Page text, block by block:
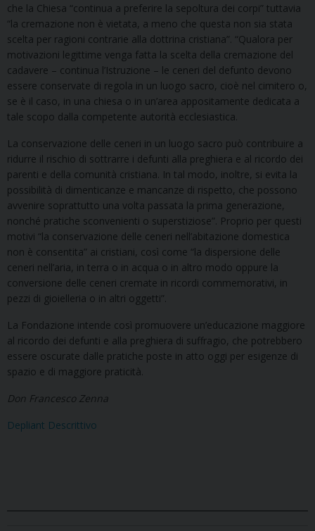
che la Chiesa “continua a preferire la sepoltura dei corpi” tuttavia
“la cremazione non è vietata, a meno che questa non sia stata
scelta per ragioni contrarie alla dottrina cristiana”. “Qualora per
motivazioni legittime venga fatta la scelta della cremazione del
cadavere – continua l’Istruzione – le ceneri del defunto devono
essere conservate di regola in un luogo sacro, cioè nel cimitero o,
se è il caso, in una chiesa o in un’area appositamente dedicata a
tale scopo dalla competente autorità ecclesiastica.
La conservazione delle ceneri in un luogo sacro può contribuire a
ridurre il rischio di sottrarre i defunti alla preghiera e al ricordo dei
parenti e della comunità cristiana. In tal modo, inoltre, si evita la
possibilità di dimenticanze e mancanze di rispetto, che possono
avvenire soprattutto una volta passata la prima generazione,
nonché pratiche sconvenienti o superstiziose”. Proprio per questi
motivi “la conservazione delle ceneri nell’abitazione domestica
non è consentita” ai cristiani, così come “la dispersione delle
ceneri nell’aria, in terra o in acqua o in altro modo oppure la
conversione delle ceneri cremate in ricordi commemorativi, in
pezzi di gioielleria o in altri oggetti”.
La Fondazione intende così promuovere un’educazione maggiore
al ricordo dei defunti e alla preghiera di suffragio, che potrebbero
essere oscurate dalle pratiche poste in atto oggi per esigenze di
spazio e di maggiore praticità.
Don Francesco Zenna
Depliant Descrittivo